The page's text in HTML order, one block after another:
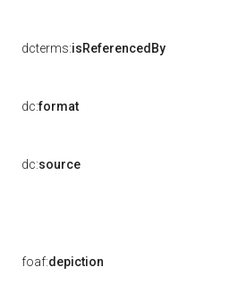
dcterms:isReferencedBy
dc:format
dc:source
foaf:depiction